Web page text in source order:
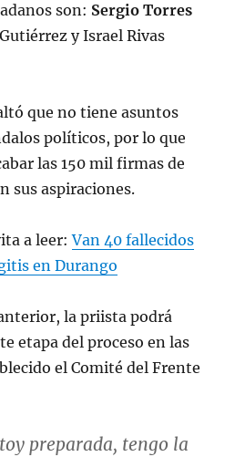
son: Sergio Torres
y Israel Rivas
que no tiene asuntos
políticos, por lo que
las 150 mil firmas de
sus aspiraciones.
a leer:Van 40 fallecidos
en Durango
la priista podrá
etapa del proceso en las
el Comité del Frente
preparada, tengo la